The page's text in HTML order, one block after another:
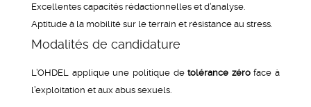
Excellentes capacités rédactionnelles et d’analyse.
Aptitude à la mobilité sur le terrain et résistance au stress.
Modalités de candidature
L’OHDEL applique une politique detolérance zéroface à
l’exploitation et aux abus sexuels.